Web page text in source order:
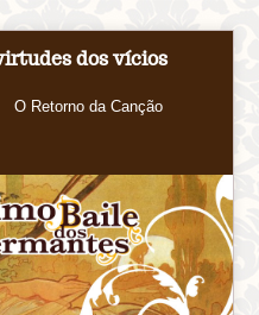
dos vícios
O Retorno da Canção